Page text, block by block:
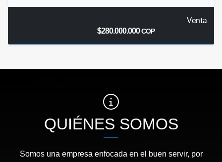
Venta
$280.000.000COP
QUIÉNES SOMOS
Somos una empresa enfocada en el buen servir, por